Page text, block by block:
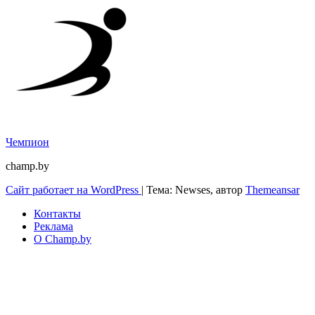
Чемпион
champ.by
Сайт работает на WordPress | Тема: Newses, автор Themeansar
Контакты
Реклама
О Champ.by